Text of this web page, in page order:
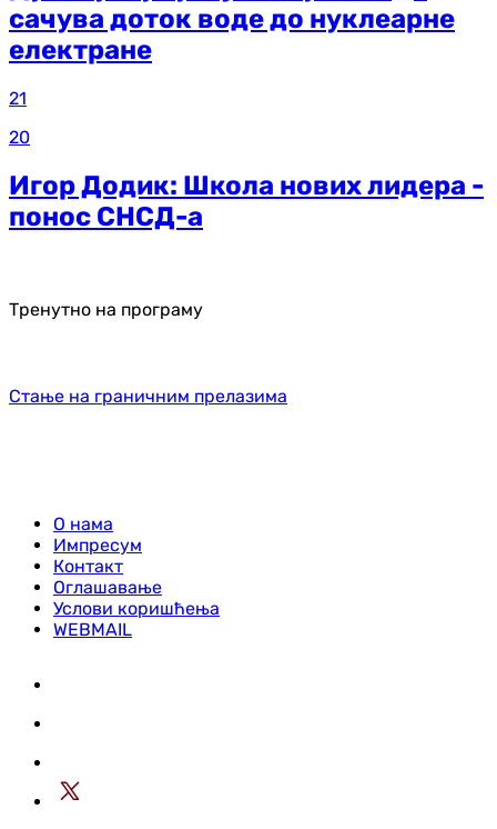
сачува доток воде до нуклеарне
електране
21
20
Игор Додик: Школа нових лидера -
понос СНСД-а
Тренутно на програму
Стање на граничним прелазима
О нама
Импресум
Контакт
Оглашавање
Услови коришћења
WEBMAIL